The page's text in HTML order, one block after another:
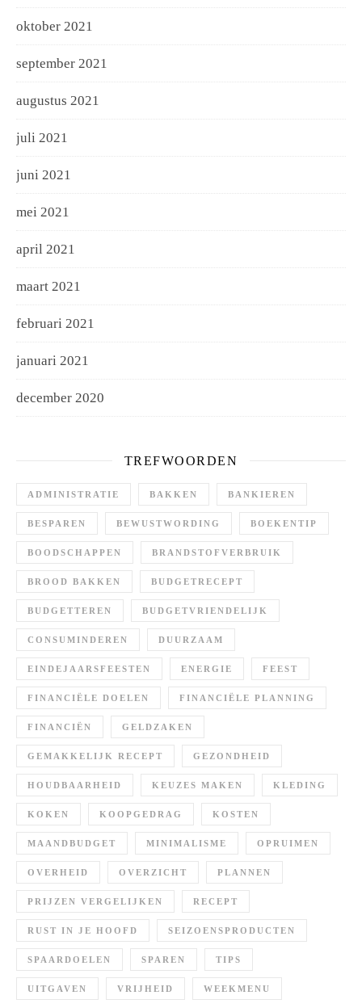
oktober 2021
september 2021
augustus 2021
juli 2021
juni 2021
mei 2021
april 2021
maart 2021
februari 2021
januari 2021
december 2020
TREFWOORDEN
ADMINISTRATIE BAKKEN BANKIEREN
BESPAREN BEWUSTWORDING BOEKENTIP
BOODSCHAPPEN BRANDSTOFVERBRUIK
BROOD BAKKEN BUDGETRECEPT
BUDGETTEREN BUDGETVRIENDELIJK
CONSUMINDEREN DUURZAAM
EINDEJAARSFEESTEN ENERGIE FEEST
FINANCIËLE DOELEN FINANCIËLE PLANNING
FINANCIËN GELDZAKEN
GEMAKKELIJK RECEPT GEZONDHEID
HOUDBAARHEID KEUZES MAKEN KLEDING
KOKEN KOOPGEDRAG KOSTEN
MAANDBUDGET MINIMALISME OPRUIMEN
OVERHEID OVERZICHT PLANNEN
PRIJZEN VERGELIJKEN RECEPT
RUST IN JE HOOFD SEIZOENSPRODUCTEN
SPAARDOELEN SPAREN TIPS
UITGAVEN VRIJHEID WEEKMENU